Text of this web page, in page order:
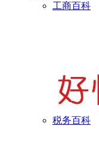
工商百科
税务百科